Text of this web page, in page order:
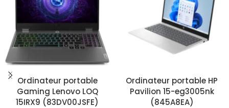
Ordinateur portable
Gaming Lenovo LOQ
15IRX9 (83DV00JSFE)
Ordinateur portable HP
Pavilion 15-eg3005nk
(845A8EA)